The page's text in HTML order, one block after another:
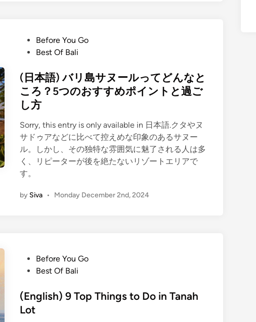
t
e
d
n
Before You Go
Best Of Bali
(日本語) バリ島サヌールってどんなと
ころ？5つのおすすめポイントと過ご
し方
Sorry, this entry is only available in 日本語.クタやヌ
サドゥアなどに比べて控えめな印象のあるサヌー
ル。しかし、その独特な雰囲気に魅了される人は多
く、リピーターが後を絶たないリゾートエリアで
す。
by Siva • Monday December 2nd, 2024
t
e
Before You Go
Best Of Bali
(English) 9 Top Things to Do in Tanah
Lot